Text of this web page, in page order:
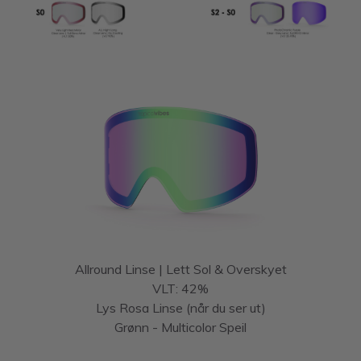
Allround Linse | Lett Sol & Overskyet
VLT: 42%
Lys Rosa Linse (når du ser ut)
Grønn - Multicolor Speil